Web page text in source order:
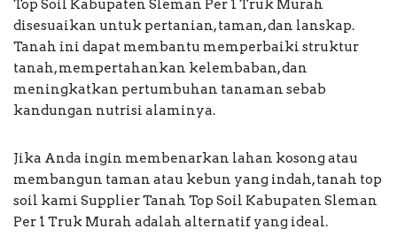
Top Soil Kabupaten Sleman Per 1 Truk Murah
disesuaikan untuk pertanian, taman, dan lanskap.
Tanah ini dapat membantu memperbaiki struktur
tanah, mempertahankan kelembaban, dan
meningkatkan pertumbuhan tanaman sebab
kandungan nutrisi alaminya.
Jika Anda ingin membenarkan lahan kosong atau
membangun taman atau kebun yang indah, tanah top
soil kami Supplier Tanah Top Soil Kabupaten Sleman
Per 1 Truk Murah adalah alternatif yang ideal.